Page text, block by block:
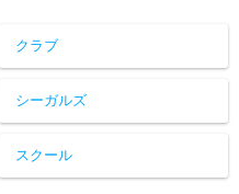
クラブ
シーガルズ
スクール